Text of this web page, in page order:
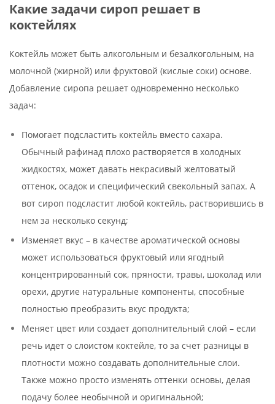
Какие задачи сироп решает в
коктейлях
Коктейль может быть алкогольным и безалкогольным, на
молочной (жирной) или фруктовой (кислые соки) основе.
Добавление сиропа решает одновременно несколько
задач:
Помогает подсластить коктейль вместо сахара.
Обычный рафинад плохо растворяется в холодных
жидкостях, может давать некрасивый желтоватый
оттенок, осадок и специфический свекольный запах. А
вот сироп подсластит любой коктейль, растворившись в
нем за несколько секунд;
Изменяет вкус – в качестве ароматической основы
может использоваться фруктовый или ягодный
концентрированный сок, пряности, травы, шоколад или
орехи, другие натуральные компоненты, способные
полностью преобразить вкус продукта;
Меняет цвет или создает дополнительный слой – если
речь идет о слоистом коктейле, то за счет разницы в
плотности можно создавать дополнительные слои.
Также можно просто изменять оттенки основы, делая
подачу более необычной и оригинальной;